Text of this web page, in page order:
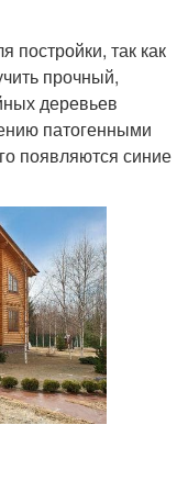
постройки, так как
прочный,
деревьев
патогенными
появляются синие